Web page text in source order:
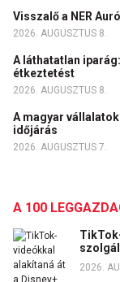
Visszalő a NER
2026. AUGUSZTUS 8.
A láthatatlan
étkeztetést
2026. AUGUSZTUS 8.
A magyar
időjárás
2026. AUGUSZTUS 7.
A 100
2026.